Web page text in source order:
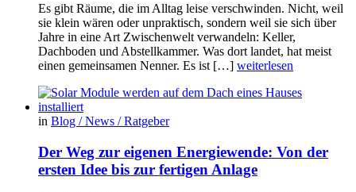
Es gibt Räume, die im Alltag leise verschwinden. Nicht, weil
sie klein wären oder unpraktisch, sondern weil sie sich über
Jahre in eine Art Zwischenwelt verwandeln: Keller,
Dachboden und Abstellkammer. Was dort landet, hat meist
einen gemeinsamen Nenner. Es ist […] weiterlesen
in Blog / News / Ratgeber
Der Weg zur eigenen Energiewende: Von der
ersten Idee bis zur fertigen Anlage